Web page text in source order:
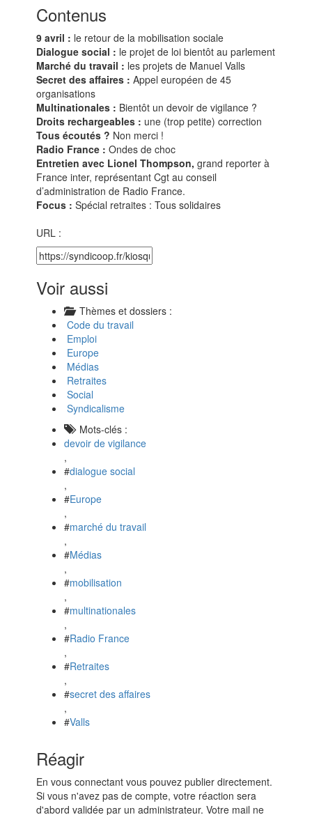
Contenus
9 avril : le retour de la mobilisation sociale
Dialogue social : le projet de loi bientôt au parlement
Marché du travail : les projets de Manuel Valls
Secret des affaires : Appel européen de 45
organisations
Multinationales : Bientôt un devoir de vigilance ?
Droits rechargeables : une (trop petite) correction
Tous écoutés ? Non merci !
Radio France : Ondes de choc
Entretien avec Lionel Thompson, grand reporter à
France inter, représentant Cgt au conseil
d’administration de Radio France.
Focus : Spécial retraites : Tous solidaires
URL :
Voir aussi
Thèmes et dossiers :
Code du travail
Emploi
Europe
Médias
Retraites
Social
Syndicalisme
Mots-clés :
devoir de vigilance
,
#dialogue social
,
#Europe
,
#marché du travail
,
#Médias
,
#mobilisation
,
#multinationales
,
#Radio France
,
#Retraites
,
#secret des affaires
,
#Valls
Réagir
En vous connectant vous pouvez publier directement.
Si vous n'avez pas de compte, votre réaction sera
d'abord validée par un administrateur. Votre mail ne